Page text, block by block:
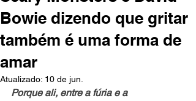
Bowie dizendo que gritar
também é uma forma de
amar
Atualizado: 10 de jun.
Porque ali, entre a fúria e a